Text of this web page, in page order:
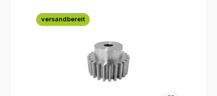
versandbereit